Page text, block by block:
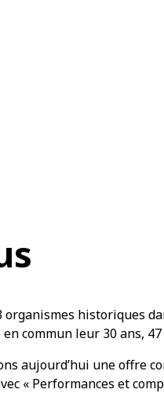
organismes historiques
commun leur 30 ans, 47
aujourd’hui une offre
« Performances et